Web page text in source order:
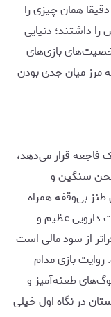
نیست. دنباله جدید مجموعه High on Life دقیقا همان چیزی را
داشتند؛ دنیایی
بازی‌های
مرز میان جدی بودن
فاجعه قرار می‌دهد،
لحن سنگین و
طنز بی‌وقفه همراه
دارویی عظیم و
از سود مالی است
بازی مدام
طعنه‌آمیز و
در نگاه اول خیلی